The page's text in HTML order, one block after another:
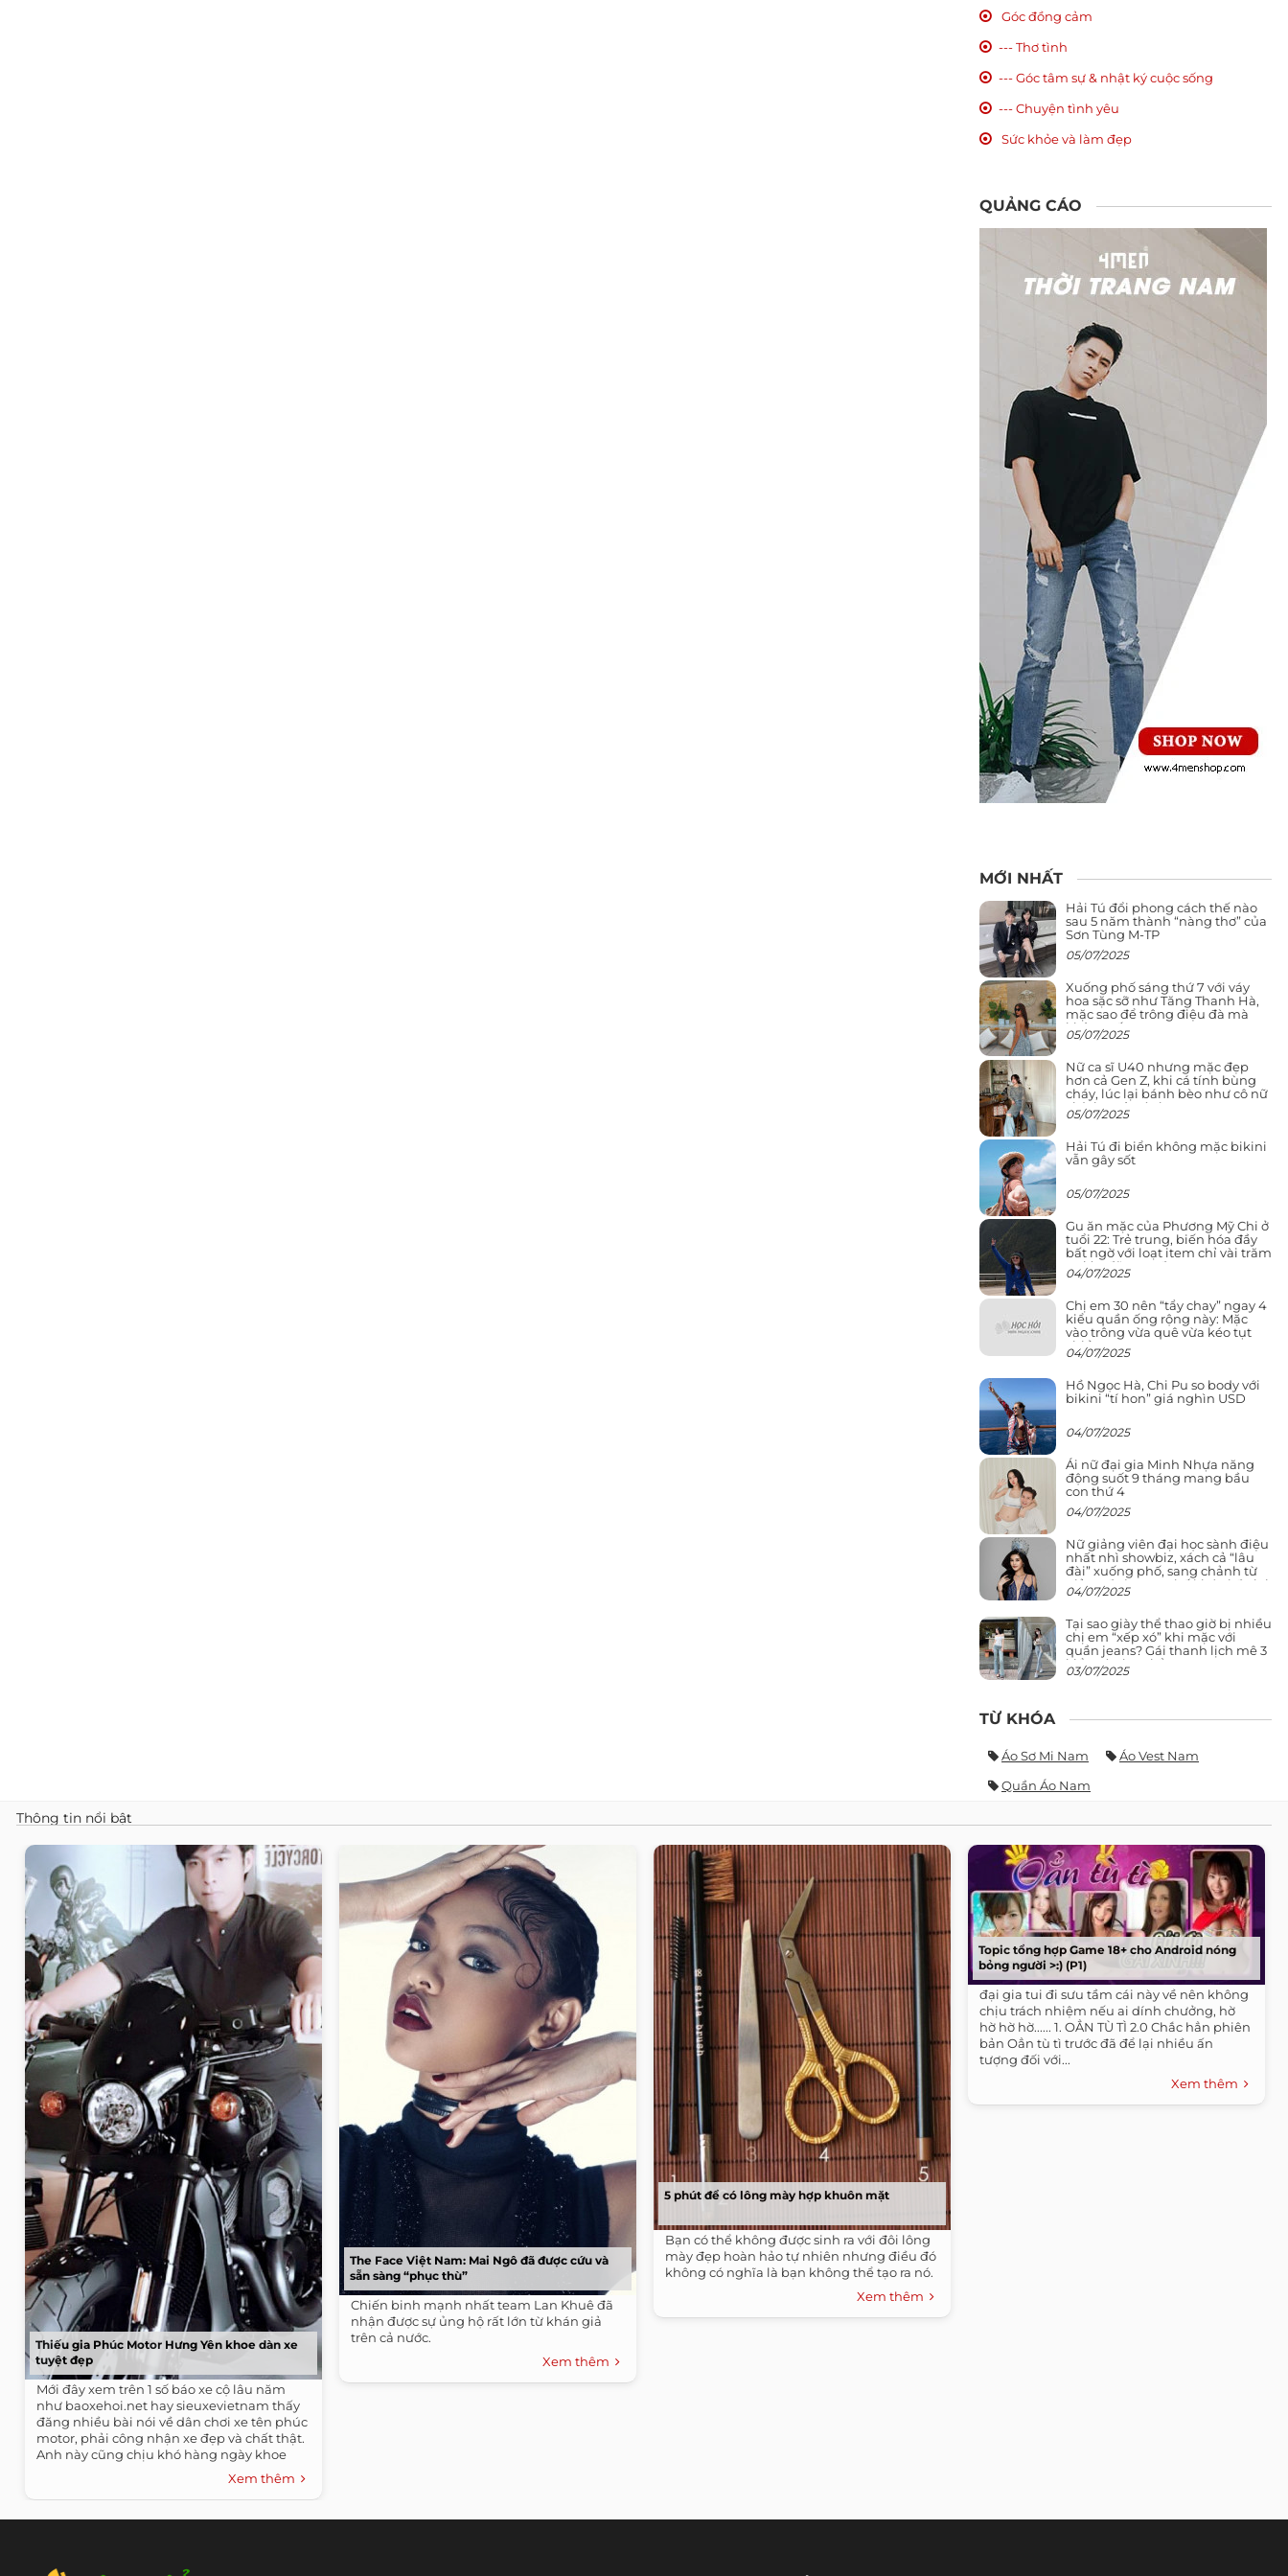
Góc đồng cảm
--- Thơ tình
--- Góc tâm sự & nhật ký cuộc sống
--- Chuyện tình yêu
Sức khỏe và làm đẹp
QUẢNG CÁO
MỚI NHẤT
Hải Tú đổi phong cách thế nào
sau 5 năm thành “nàng thơ” của
Sơn Tùng M-TP
05/07/2025
Xuống phố sáng thứ 7 với váy
hoa sặc sỡ như Tăng Thanh Hà,
mặc sao để trông điệu đà mà
không sến
05/07/2025
Nữ ca sĩ U40 nhưng mặc đẹp
hơn cả Gen Z, khi cá tính bùng
cháy, lúc lại bánh bèo như cô nữ
chính ngôn tình
05/07/2025
Hải Tú đi biển không mặc bikini
vẫn gây sốt
05/07/2025
Gu ăn mặc của Phương Mỹ Chi ở
tuổi 22: Trẻ trung, biến hóa đầy
bất ngờ với loạt item chỉ vài trăm
nghìn đã mua được
04/07/2025
Chị em 30 nên “tẩy chay” ngay 4
kiểu quần ống rộng này: Mặc
vào trông vừa quê vừa kéo tụt
chiều cao
04/07/2025
Hồ Ngọc Hà, Chi Pu so body với
bikini “tí hon” giá nghìn USD
04/07/2025
Ái nữ đại gia Minh Nhựa năng
động suốt 9 tháng mang bầu
con thứ 4
04/07/2025
Nữ giảng viên đại học sành điệu
nhất nhì showbiz, xách cả “lâu
đài” xuống phố, sang chảnh từ
giảng đường ra phố khó ai đọ lại
04/07/2025
Tại sao giày thể thao giờ bị nhiều
chị em “xếp xó” khi mặc với
quần jeans? Gái thanh lịch mê 3
kiểu này hơn hẳn
03/07/2025
TỪ KHÓA
Áo Sơ Mi Nam
Áo Vest Nam
Quần Áo Nam
Thông tin nổi bật
Thiếu gia Phúc Motor Hưng Yên khoe dàn xe
tuyệt đẹp
Mới đây xem trên 1 số báo xe cộ lâu năm
như baoxehoi.net hay sieuxevietnam thấy
đăng nhiều bài nói về dân chơi xe tên phúc
motor, phải công nhận xe đẹp và chất thật.
Anh này cũng chịu khó hàng ngày khoe
Xem thêm
The Face Việt Nam: Mai Ngô đã được cứu và
sẵn sàng “phục thù”
Chiến binh mạnh nhất team Lan Khuê đã
nhận được sự ủng hộ rất lớn từ khán giả
trên cả nước.
Xem thêm
5 phút để có lông mày hợp khuôn mặt
Bạn có thể không được sinh ra với đôi lông
mày đẹp hoàn hảo tự nhiên nhưng điều đó
không có nghĩa là bạn không thể tạo ra nó.
Xem thêm
Topic tổng hợp Game 18+ cho Android nóng
bỏng người >:) (P1)
đại gia tui đi sưu tầm cái này về nên không
chịu trách nhiệm nếu ai dính chưởng, hờ
hờ hờ hờ...... 1. OẲN TÙ TÌ 2.0 Chắc hẳn phiên
bản Oẳn tù tì trước đã để lại nhiều ấn
tượng đối với...
Xem thêm